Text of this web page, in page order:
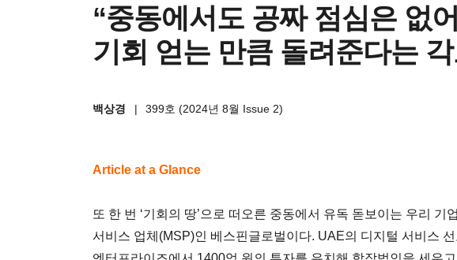
“중동에서도 공짜 점심은 없
기회 얻는 만큼 돌려준다는
백상경 | 399호 (2024년 8월 Issue 2)
Article at a Glance
또 한 번 ‘기회의 땅’으로 떠오른 중동에서 유독 돋보이는 우리 기
서비스 업체(MSP)인 베스핀글로벌이다. UAE의 디지털 서비스